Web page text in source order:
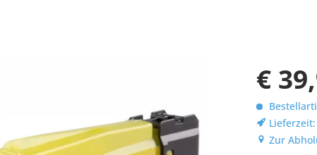
€
Zur